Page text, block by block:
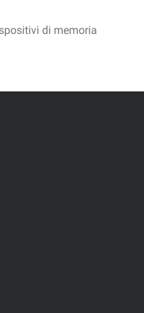
di memoria